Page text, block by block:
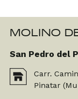
MOLINO
San Pedro del
Carr.
Pinatar